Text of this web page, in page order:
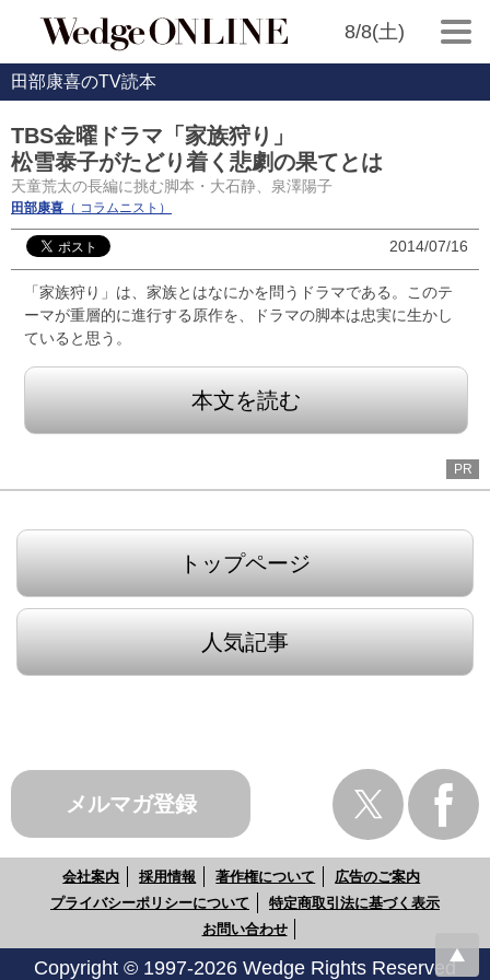
8/8(土)
田部康喜のTV読本
TBS金曜ドラマ「家族狩り」
松雪泰子がたどり着く悲劇の果てとは
天童荒太の長編に挑む脚本・大石静、泉澤陽子
田部康喜 （ コラムニスト）
2014/07/16
「家族狩り」は、家族とはなにかを問うドラマである。このテ
ーマが重層的に進行する原作を、ドラマの脚本は忠実に生かし
ていると思う。
本文を読む
PR
トップページ
人気記事
メルマガ登録
会社案内 採用情報 著作権について
広告のご案内
プライバシーポリシーについて
特定商取引法に基づく表示
お問い合わせ
Copyright © 1997-2026 Wedge Rights Reserved